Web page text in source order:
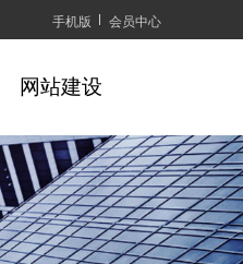
手机版 会员中心
网站建设